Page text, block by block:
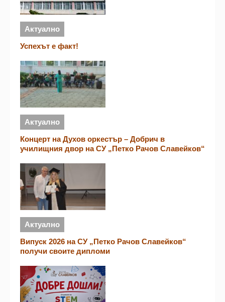
Актуално
Успехът е факт!
Актуално
Концерт на Духов оркестър – Добрич в
училищния двор на СУ „Петко Рачов Славейков“
Актуално
Випуск 2026 на СУ „Петко Рачов Славейков“
получи своите дипломи